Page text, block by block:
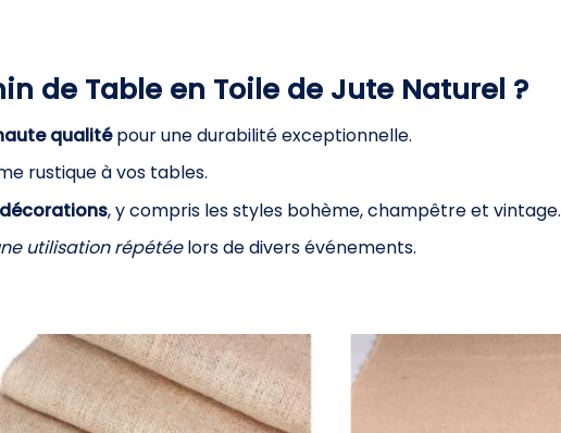
de Table en Toile de Jute Naturel ?
qualitépour une durabilité exceptionnelle.
rustique à vos tables.
, y compris les styles bohème, champêtre et vintage.
utilisation répétéelors de divers événements.